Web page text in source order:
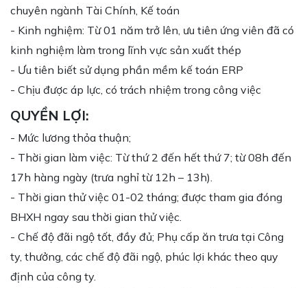
chuyên ngành Tài Chính, Kế toán
- Kinh nghiệm: Từ 01 năm trở lên, ưu tiên ứng viên đã có
kinh nghiệm làm trong lĩnh vực sản xuất thép
- Ưu tiên biết sử dụng phần mềm kế toán ERP
- Chịu được áp lực, có trách nhiệm trong công việc
QUYỀN LỢI:
- Mức lương thỏa thuận;
- Thời gian làm việc: Từ thứ 2 đến hết thứ 7; từ 08h đến
17h hàng ngày (trưa nghỉ từ 12h – 13h).
- Thời gian thử việc 01-02 tháng; được tham gia đóng
BHXH ngay sau thời gian thử việc.
- Chế độ đãi ngộ tốt, đầy đủ; Phụ cấp ăn trưa tại Công
ty, thưởng, các chế độ đãi ngộ, phúc lợi khác theo quy
định của công ty.